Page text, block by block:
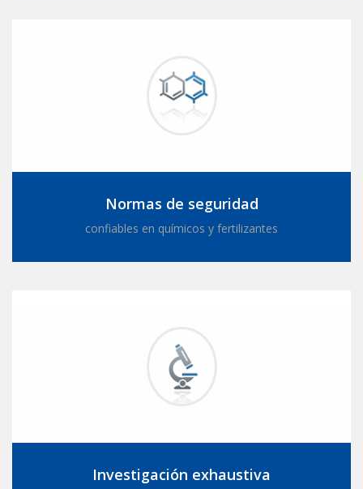
Normas de seguridad
confiables en químicos y fertilizantes
Investigación exhaustiva